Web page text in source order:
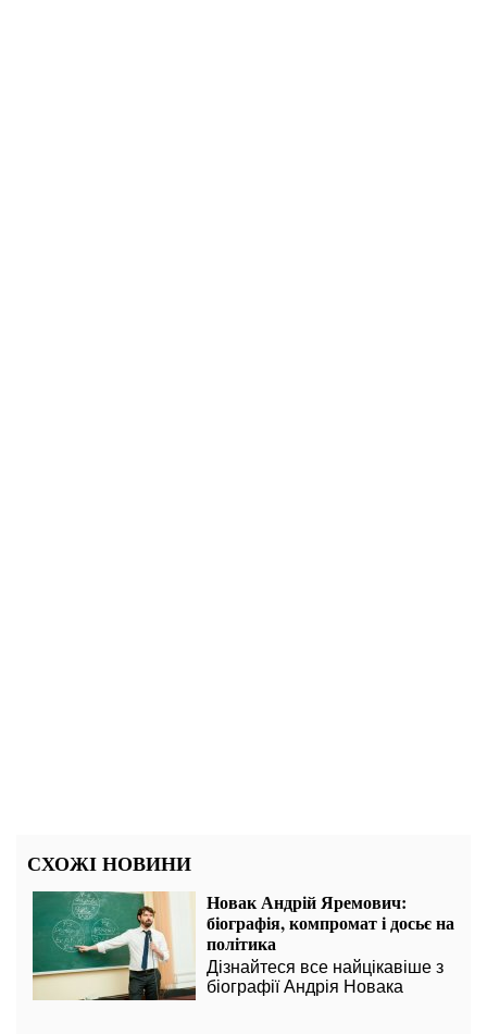
СХОЖІ НОВИНИ
Новак Андрій Яремович:
біографія, компромат і досьє на
політика
Дізнайтеся все найцікавіше з
біографії Андрія Новака